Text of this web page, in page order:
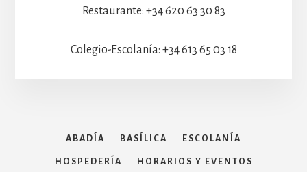
Restaurante: +34 620 63 30 83
Colegio-Escolanía: +34 613 65 03 18
ABADÍA BASÍLICA ESCOLANÍA
HOSPEDERÍA HORARIOS Y EVENTOS